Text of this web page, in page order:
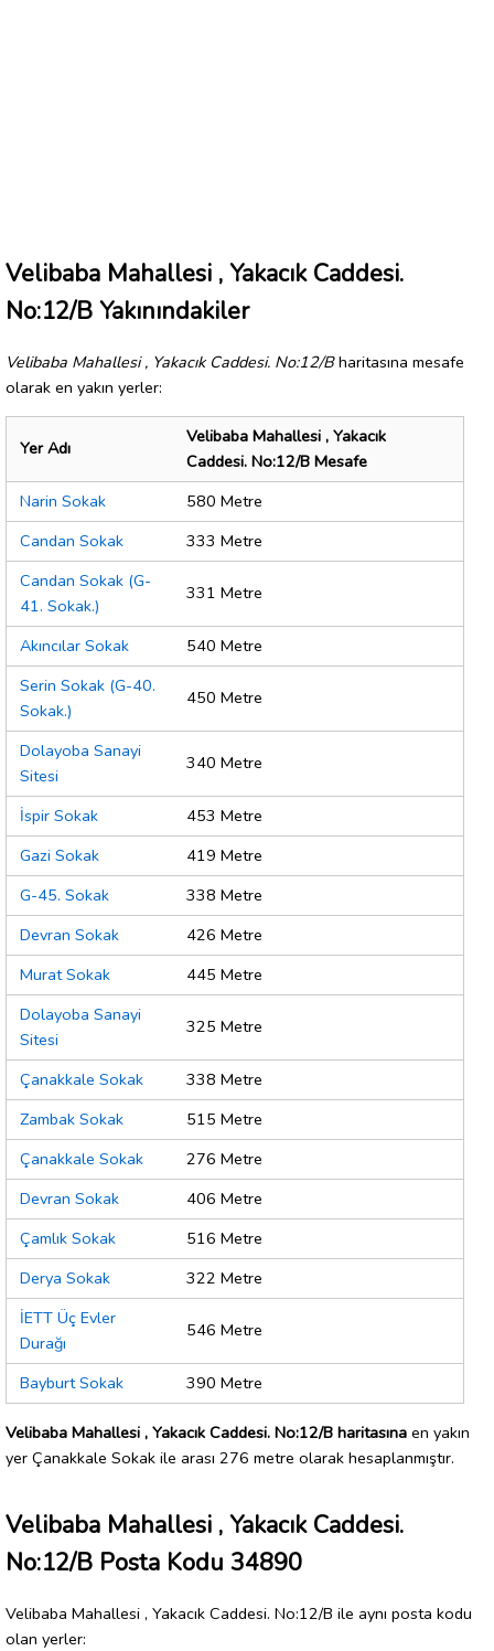
Velibaba Mahallesi , Yakacık Caddesi.
No:12/B Yakınındakiler
Velibaba Mahallesi , Yakacık Caddesi. No:12/Bharitasına mesafe
olarak en yakın yerler:
Yer Adı
Velibaba Mahallesi , Yakacık
Caddesi. No:12/B Mesafe
Narin Sokak
580 Metre
Candan Sokak
333 Metre
Candan Sokak (G-
41. Sokak.)
331 Metre
Akıncılar Sokak
540 Metre
Serin Sokak (G-40.
Sokak.)
450 Metre
Dolayoba Sanayi
Sitesi
340 Metre
İspir Sokak
453 Metre
Gazi Sokak
419 Metre
G-45. Sokak
338 Metre
Devran Sokak
426 Metre
Murat Sokak
445 Metre
Dolayoba Sanayi
Sitesi
325 Metre
Çanakkale Sokak
338 Metre
Zambak Sokak
515 Metre
Çanakkale Sokak
276 Metre
Devran Sokak
406 Metre
Çamlık Sokak
516 Metre
Derya Sokak
322 Metre
İETT Üç Evler
Durağı
546 Metre
Bayburt Sokak 390 Metre
Velibaba Mahallesi , Yakacık Caddesi. No:12/B haritasına en yakın
yer Çanakkale Sokak ile arası 276 metre olarak hesaplanmıştır.
Velibaba Mahallesi , Yakacık Caddesi.
No:12/B Posta Kodu 34890
Velibaba Mahallesi , Yakacık Caddesi. No:12/B ile aynı posta kodu
olan yerler: